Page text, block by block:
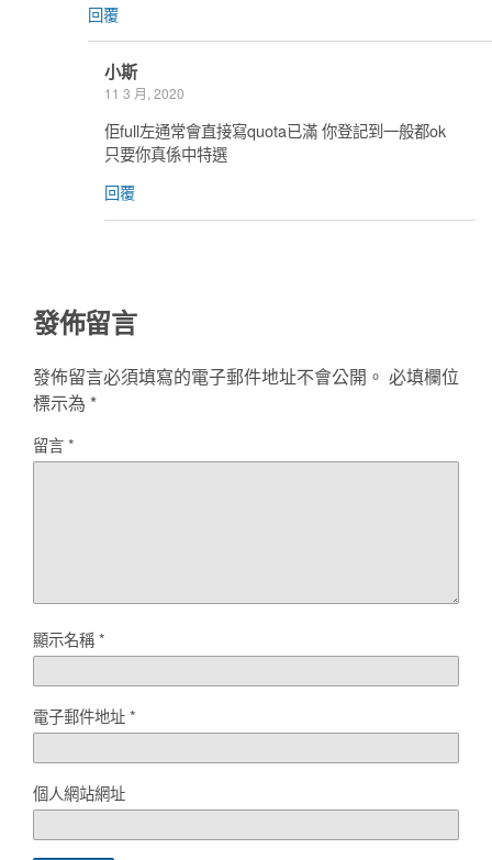
回覆
小斯
11 3 月, 2020
佢full左通常會直接寫quota已滿 你登記到一般都ok
只要你真係中特選
回覆
發佈留言
發佈留言必須填寫的電子郵件地址不會公開。 必填欄位
標示為 *
留言*
顯示名稱*
電子郵件地址*
個人網站網址